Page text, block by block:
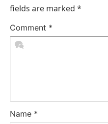
fields are marked *
Comment *
Name *